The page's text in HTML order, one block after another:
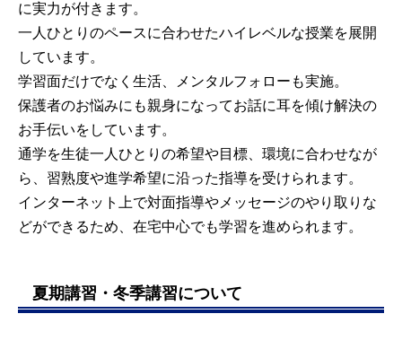
に実力が付きます。
一人ひとりのペースに合わせたハイレベルな授業を展開
しています。
学習面だけでなく生活、メンタルフォローも実施。
保護者のお悩みにも親身になってお話に耳を傾け解決の
お手伝いをしています。
通学を生徒一人ひとりの希望や目標、環境に合わせなが
ら、習熟度や進学希望に沿った指導を受けられます。
インターネット上で対面指導やメッセージのやり取りな
どができるため、在宅中心でも学習を進められます。
夏期講習・冬季講習について